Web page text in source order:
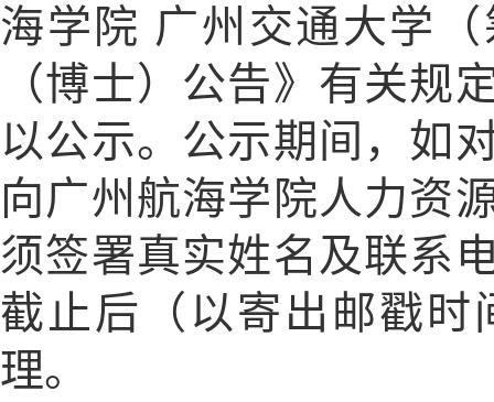
海学院 广州交通大学
（博士）公告》有关规
以公示。公示期间，如
向广州航海学院人力资
须签署真实姓名及联系
截止后（以寄出邮戳
理。